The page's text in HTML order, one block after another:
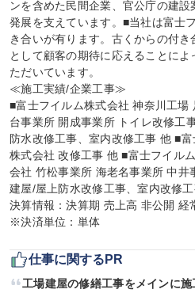
ンを含めた民間企業、官公庁の建
発展を支えています。■当社は富士
き合いが有ります。古くからの付
として顧客の期待に応えることに
ただいています。
≪施工実績/企業工事≫
■富士フイルム株式会社 神奈川工場
台事業所 開成事業所 トイレ改修工
防水改修工事、室内改修工事 他 ■
株式会社 改修工事 他 ■富士フイル
会社 竹松事業所 海老名事業所 中井
建屋/屋上防水改修工事、室内改修
決算情報：決算期 売上高 非公開 経
※決済単位：単体
仕事に関するPR
工場建屋の修繕工事をメインに施